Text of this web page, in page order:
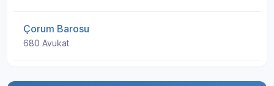
Çorum Barosu
680 Avukat